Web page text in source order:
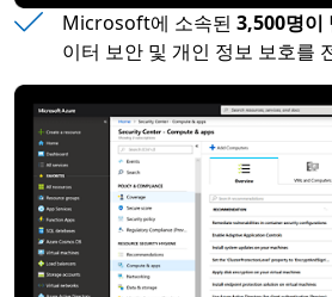
Microsoft에 소속된 3,500명이
이터 보안 및 개인 정보 보호를